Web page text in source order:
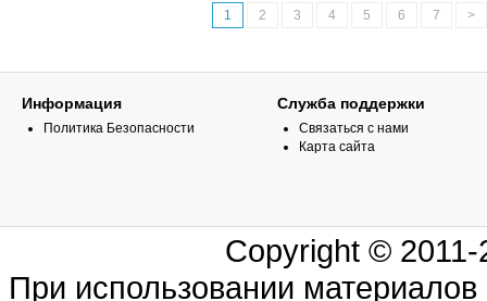
1 2 3 4 5 6 7 >
Информация
Политика Безопасности
Служба поддержки
Связаться с нами
Карта сайта
Copyright ©
При использовании